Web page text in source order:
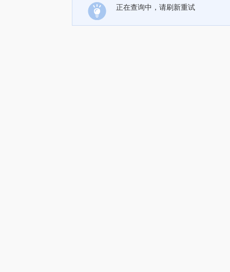
正在查询中，请刷新重试